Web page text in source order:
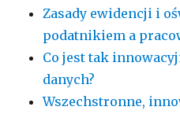
Zasady ewidencji i
podatnikiem a
Co jest tak
danych?
Wszechstronne,